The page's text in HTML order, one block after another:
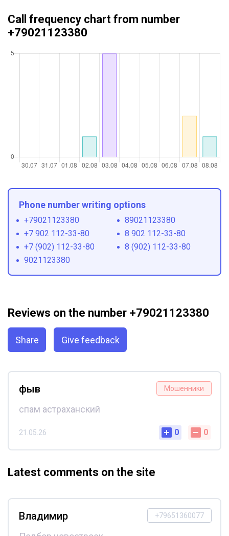
Call frequency chart from number
+79021123380
Phone number writing options
+79021123380
89021123380
+7 902 112-33-80
8 902 112-33-80
+7 (902) 112-33-80
8 (902) 112-33-80
9021123380
Reviews on the number +79021123380
Share Give feedback
Мошенники
фыв
спам астраханский
21.05.26 0 0
Latest comments on the site
+79651360077
Владимир